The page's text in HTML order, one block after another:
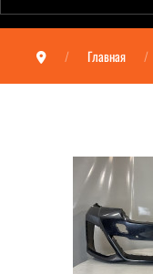
Главная